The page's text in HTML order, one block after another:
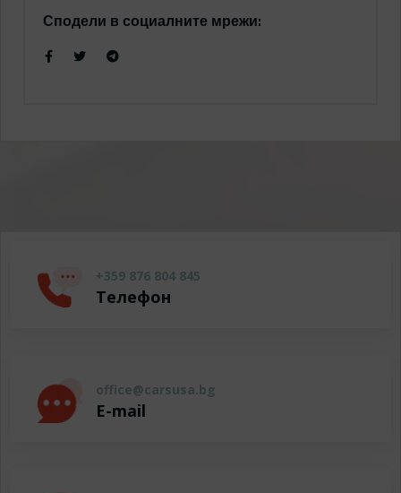
Сподели в социалните мрежи:
+359 876 804 845
Телефон
office@carsusa.bg
E-mail